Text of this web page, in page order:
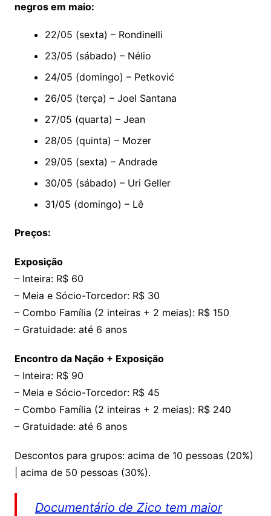
negros em maio:
22/05 (sexta) – Rondinelli
23/05 (sábado) – Nélio
24/05 (domingo) – Petković
26/05 (terça) – Joel Santana
27/05 (quarta) – Jean
28/05 (quinta) – Mozer
29/05 (sexta) – Andrade
30/05 (sábado) – Uri Geller
31/05 (domingo) – Lê
Preços:
Exposição
– Inteira: R$ 60
– Meia e Sócio-Torcedor: R$ 30
– Combo Família (2 inteiras + 2 meias): R$ 150
– Gratuidade: até 6 anos
Encontro da Nação + Exposição
– Inteira: R$ 90
– Meia e Sócio-Torcedor: R$ 45
– Combo Família (2 inteiras + 2 meias): R$ 240
– Gratuidade: até 6 anos
Descontos para grupos: acima de 10 pessoas (20%)
| acima de 50 pessoas (30%).
Documentário de Zico tem maior